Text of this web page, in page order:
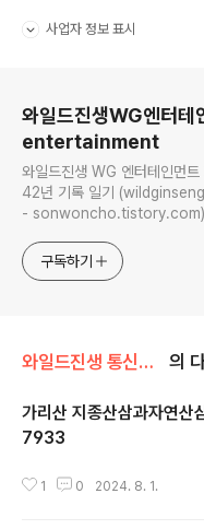
사업자 정보 표시
와일드진생WG엔터테
entertainment
와일드진생 WG 엔터테인먼
42년 기록 일기 (wildginseng.or.kr -
- sonwoncho.tistory.com)
구독하기
와일드진생 통신판매 스토어 의
가리산 지종산삼과자연
7933
1 0 2024. 8. 1.